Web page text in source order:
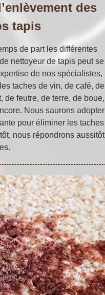
des
tapis
de part les différentes
nettoyeur de tapis peut se
de nos spécialistes,
taches de vin, de café, de
de feutre, de terre, de boue,
Nous saurons adopter
pour éliminer les taches
nous répondrons aussitôt